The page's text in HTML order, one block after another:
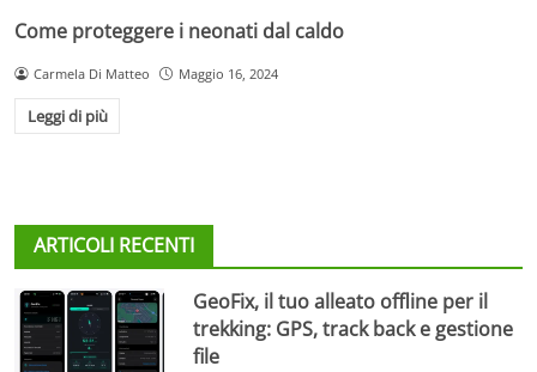
Come proteggere i neonati dal caldo
Carmela Di Matteo Maggio 16, 2024
Leggi di più
ARTICOLI RECENTI
GeoFix, il tuo alleato offline per il
trekking: GPS, track back e gestione
file